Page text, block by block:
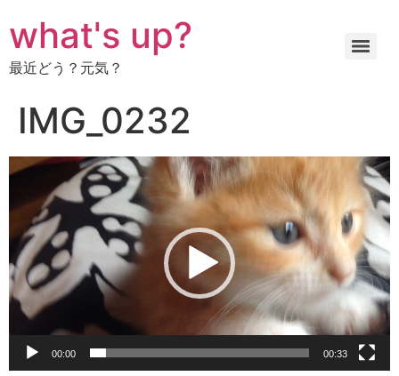
ン
ン
キ
what's up?
最近どう？元気？
IMG_0232
動
プ
レ
ー
ヤ
ー
00:00 00:33